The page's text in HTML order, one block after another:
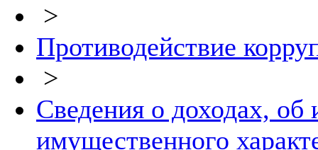
>
Противодействие
>
Сведения о доходах, об
имущественного